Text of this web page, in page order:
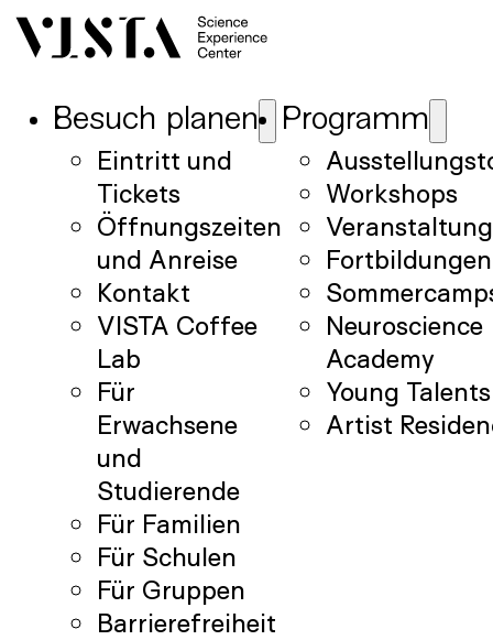
Besuch planen
Eintritt und
Tickets
Öffnungszeiten
und Anreise
Kontakt
VISTA Coffee
Lab
Für
Erwachsene
und
Studierende
Für Familien
Für Schulen
Für Gruppen
Barrierefreiheit
Programm
Workshops
Fortbildungen
Neuroscience
Academy
Young
Artist